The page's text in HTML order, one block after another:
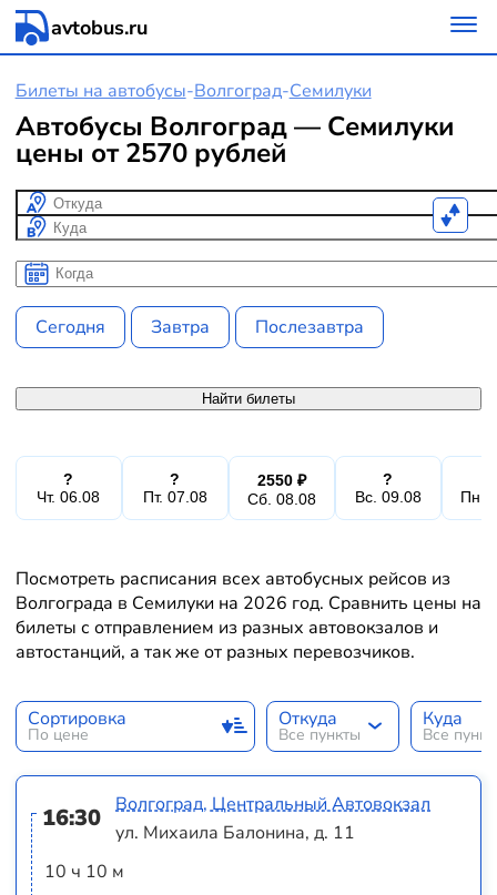
avtobus.ru
Билеты на автобусы-Волгоград-Семилуки
Автобусы Волгоград — Семилуки
цены от 2570 рублей
Откуда
Куда
Когда
Когда
Сегодня Завтра Послезавтра
Найти билеты
?
Чт. 06.08
?
Пт. 07.08
2550 ₽
Сб. 08.08
?
Вс. 09.08
Пн.
Посмотреть расписания всех автобусных рейсов из
Волгограда в Семилуки на 2026 год. Сравнить цены на
билеты с отправлением из разных автовокзалов и
автостанций, а так же от разных перевозчиков.
Сортировка
По цене
Откуда
Все пункты
Куда
Все
16:30
10 ч 10 м
Волгоград, Центральный Автовокзал
ул. Михаила Балонина, д. 11